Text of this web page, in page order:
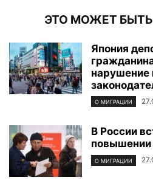
ЭТО МОЖЕТ
Япония
нарушение
О МИГРАЦИИ
В России
повышении
О МИГРАЦИИ